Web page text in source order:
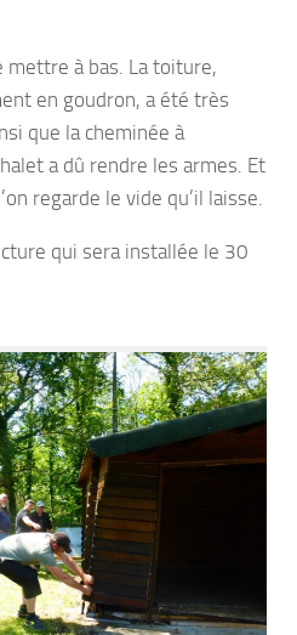
mettre à bas. La toiture,
en goudron, a été très
que la cheminée à
a dû rendre les armes. Et
regarde le vide qu’il laisse.
qui sera installée le 30